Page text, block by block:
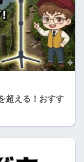
超える！おすす